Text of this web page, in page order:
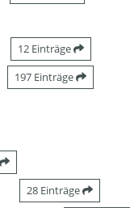
12 Einträge
197 Einträge
28 Einträge